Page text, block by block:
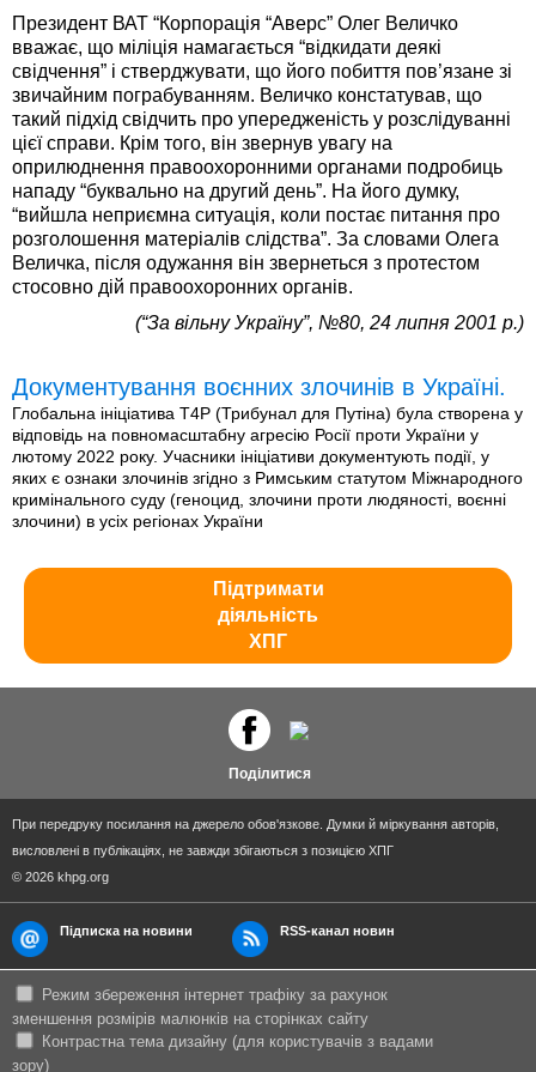
Президент ВАТ “Корпорація “Аверс” Олег Величко
вважає, що міліція намагається “відкидати деякі
свідчення” і стверджувати, що його побиття пов’язане зі
звичайним пограбуванням. Величко констатував, що
такий підхід свідчить про упередженість у розслідуванні
цієї справи. Крім того, він звернув увагу на
оприлюднення правоохоронними органами подробиць
нападу “буквально на другий день”. На його думку,
“вийшла неприємна ситуація, коли постає питання про
розголошення матеріалів слідства”. За словами Олега
Величка, після одужання він звернеться з протестом
стосовно дій правоохоронних органів.
(“За вільну Україну”, №80, 24 липня 2001 р.)
Документування воєнних злочинів в Україні.
Глобальна ініціатива T4P (Трибунал для Путіна) була створена у
відповідь на повномасштабну агресію Росії проти України у
лютому 2022 року. Учасники ініціативи документують події, у
яких є ознаки злочинів згідно з Римським статутом Міжнародного
кримінального суду (геноцид, злочини проти людяності, воєнні
злочини) в усіх регіонах України
Підтримати
діяльність
ХПГ
Поділитися
При передруку посилання на джерело обов'язкове. Думки й міркування авторів,
висловлені в публікаціях, не завжди збігаються з позицією ХПГ
© 2026 khpg.org
Підписка на новини RSS-канал новин
Режим збереження інтернет трафіку за рахунок
зменшення розмірів малюнків на сторінках сайту
Контрастна тема дизайну (для користувачів з вадами
зору)